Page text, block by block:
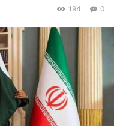
0
194